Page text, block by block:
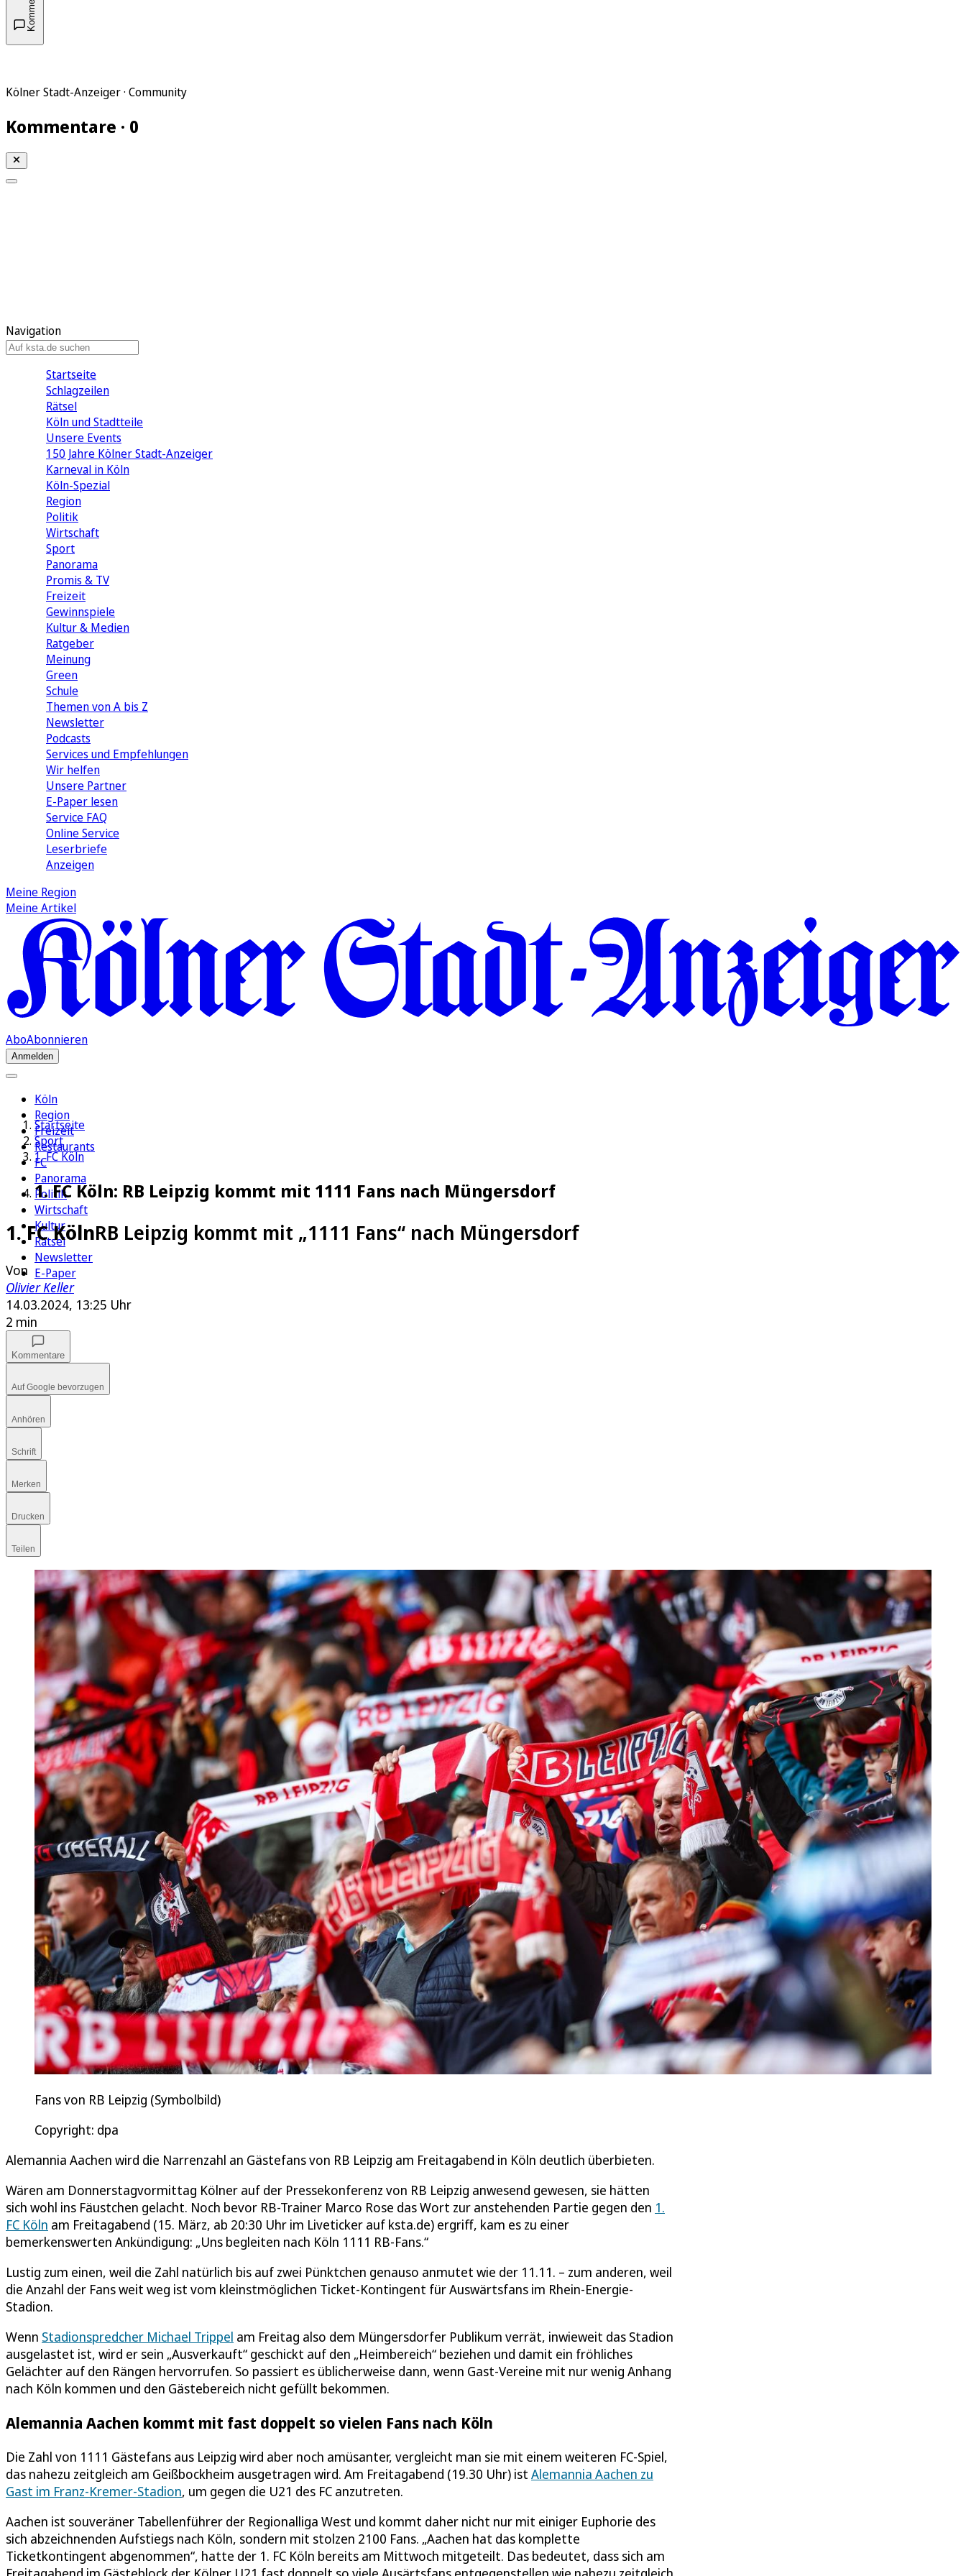
Kölner Stadt-Anzeiger · Community
Kommentare · 0
Navigation
Startseite
Schlagzeilen
Rätsel
Köln und Stadtteile
Unsere Events
150 Jahre Kölner Stadt-Anzeiger
Karneval in Köln
Köln-Spezial
Region
Politik
Wirtschaft
Sport
Panorama
Promis & TV
Freizeit
Gewinnspiele
Kultur & Medien
Ratgeber
Meinung
Green
Schule
Themen von A bis Z
Newsletter
Podcasts
Services und Empfehlungen
Wir helfen
Unsere Partner
E-Paper lesen
Service FAQ
Online Service
Leserbriefe
Anzeigen
Meine Region
Meine Artikel
AboAbonnieren
Anmelden
Köln
Region
Freizeit
Restaurants
FC
Panorama
Politik
Wirtschaft
Kultur
Rätsel
Newsletter
E-Paper
Startseite
Sport
1. FC Köln
1. FC Köln: RB Leipzig kommt mit 1111 Fans nach Müngersdorf
1. FC KölnRB Leipzig kommt mit „1111 Fans“ nach Müngersdorf
Von
Olivier Keller
14.03.2024, 13:25 Uhr
2 min
Kommentare
Auf Google bevorzugen
Anhören
Schrift
Merken
Drucken
Teilen
Fans von RB Leipzig (Symbolbild)
Copyright: dpa
Alemannia Aachen wird die Narrenzahl an Gästefans von RB Leipzig am Freitagabend in Köln deutlich überbieten.
Wären am Donnerstagvormittag Kölner auf der Pressekonferenz von RB Leipzig anwesend gewesen, sie hätten
sich wohl ins Fäustchen gelacht. Noch bevor RB-Trainer Marco Rose das Wort zur anstehenden Partie gegen den 1.
FC Köln am Freitagabend (15. März, ab 20:30 Uhr im Liveticker auf ksta.de) ergriff, kam es zu einer
bemerkenswerten Ankündigung: „Uns begleiten nach Köln 1111 RB-Fans.“
Lustig zum einen, weil die Zahl natürlich bis auf zwei Pünktchen genauso anmutet wie der 11.11. – zum anderen, weil
die Anzahl der Fans weit weg ist vom kleinstmöglichen Ticket-Kontingent für Auswärtsfans im Rhein-Energie-
Stadion.
Wenn Stadionspredcher Michael Trippel am Freitag also dem Müngersdorfer Publikum verrät, inwieweit das Stadion
ausgelastet ist, wird er sein „Ausverkauft“ geschickt auf den „Heimbereich“ beziehen und damit ein fröhliches
Gelächter auf den Rängen hervorrufen. So passiert es üblicherweise dann, wenn Gast-Vereine mit nur wenig Anhang
nach Köln kommen und den Gästebereich nicht gefüllt bekommen.
Alemannia Aachen kommt mit fast doppelt so vielen Fans nach Köln
Die Zahl von 1111 Gästefans aus Leipzig wird aber noch amüsanter, vergleicht man sie mit einem weiteren FC-Spiel,
das nahezu zeitgleich am Geißbockheim ausgetragen wird. Am Freitagabend (19.30 Uhr) ist Alemannia Aachen zu
Gast im Franz-Kremer-Stadion, um gegen die U21 des FC anzutreten.
Aachen ist souveräner Tabellenführer der Regionalliga West und kommt daher nicht nur mit einiger Euphorie des
sich abzeichnenden Aufstiegs nach Köln, sondern mit stolzen 2100 Fans. „Aachen hat das komplette
Ticketkontingent abgenommen“, hatte der 1. FC Köln bereits am Mittwoch mitgeteilt. Das bedeutet, dass sich am